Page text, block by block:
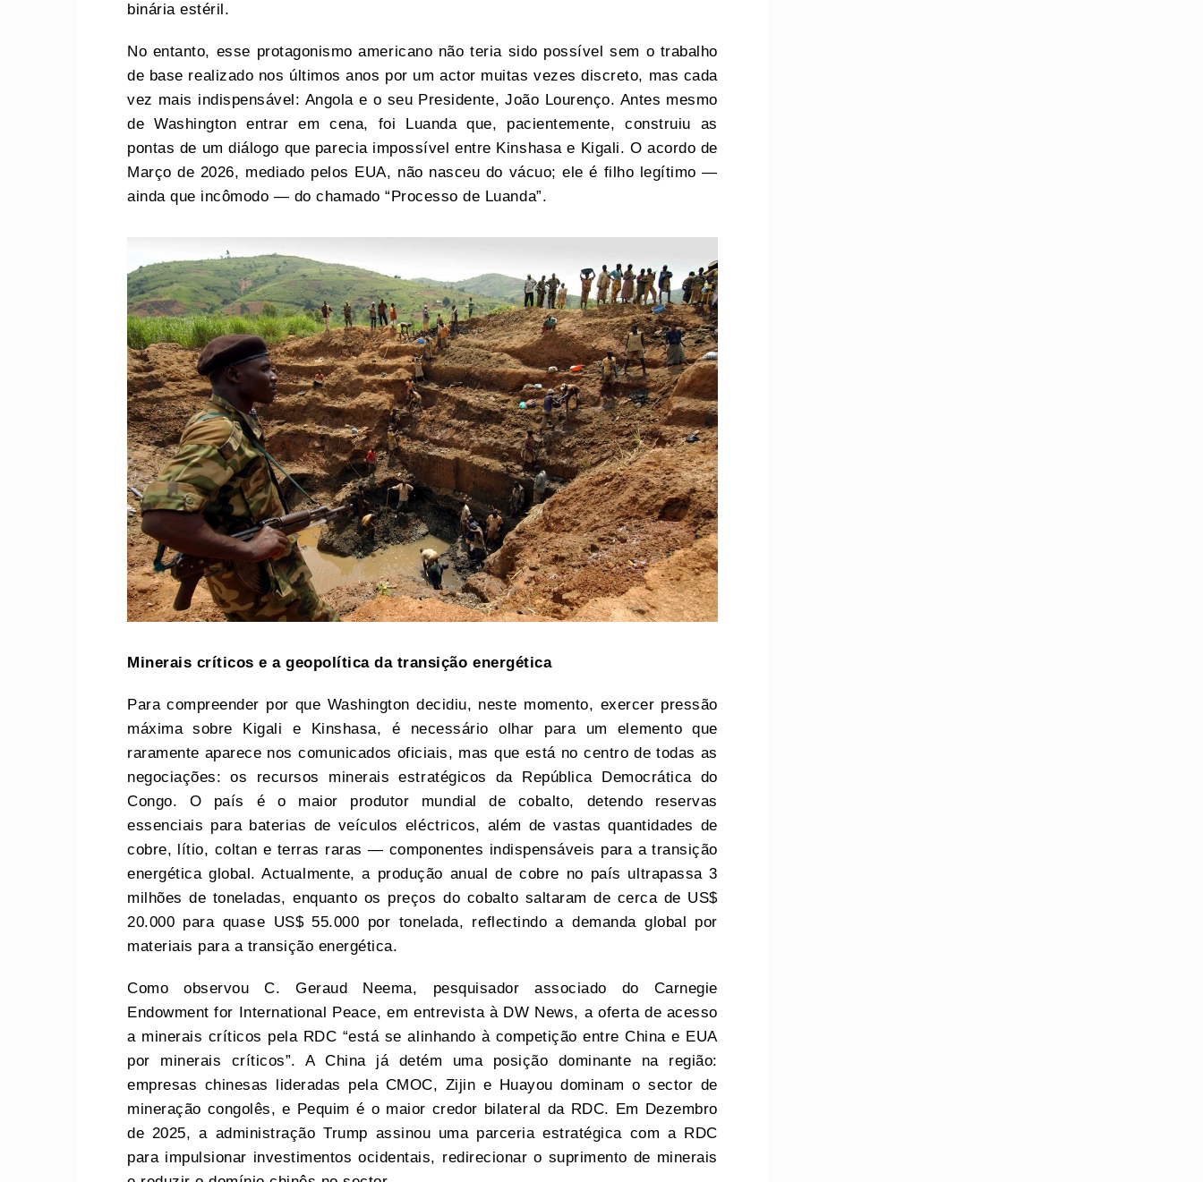
binária estéril.
No entanto, esse protagonismo americano não teria sido possível sem o trabalho
de base realizado nos últimos anos por um actor muitas vezes discreto, mas cada
vez mais indispensável: Angola e o seu Presidente, João Lourenço. Antes mesmo
de Washington entrar em cena, foi Luanda que, pacientemente, construiu as
pontas de um diálogo que parecia impossível entre Kinshasa e Kigali. O acordo de
Março de 2026, mediado pelos EUA, não nasceu do vácuo; ele é filho legítimo —
ainda que incômodo — do chamado “Processo de Luanda”.
Minerais críticos e ageopolítica da transição energética
Para compreender por que Washington decidiu, neste momento, exercer pressão
máxima sobre Kigali e Kinshasa, é necessário olhar para um elemento que
raramente aparece nos comunicados oficiais, mas que está no centro de todas as
negociações: os recursos minerais estratégicos da República Democrática do
Congo. O país é o maior produtor mundial de cobalto, detendo reservas
essenciais para baterias de veículos eléctricos, além de vastas quantidades de
cobre, lítio, coltan e terras raras — componentes indispensáveis para a transição
energética global. Actualmente, a produção anual de cobre no país ultrapassa 3
milhões de toneladas, enquanto os preços do cobalto saltaram de cerca de US$
20.000 para quase US$ 55.000 por tonelada, reflectindo a demanda global por
materiais para a transição energética.
Como observou C. Geraud Neema, pesquisador associado do Carnegie
Endowment for International Peace, em entrevista à DW News, a oferta de acesso
a minerais críticos pela RDC “está se alinhando à competição entre China e EUA
por minerais críticos”. A China já detém uma posição dominante na região:
empresas chinesas lideradas pela CMOC, Zijin e Huayou dominam o sector de
mineração congolês, e Pequim é o maior credor bilateral da RDC. Em Dezembro
de 2025, a administração Trump assinou uma parceria estratégica com a RDC
para impulsionar investimentos ocidentais, redirecionar o suprimento de minerais